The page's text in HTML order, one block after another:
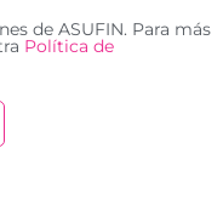
de ASUFIN. Para más
Política de